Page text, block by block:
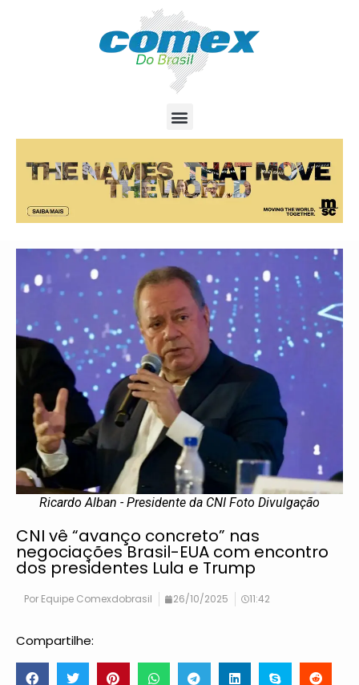
Ricardo Alban - Presidente da CNI Foto Divulgação
CNI vê “avanço concreto” nas
negociações Brasil-EUA com encontro
dos presidentes Lula e Trump
Por Equipe Comexdobrasil 26/10/2025 11:42
Compartilhe: